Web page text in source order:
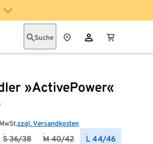
Suche
»ActivePower«
zzgl. Versandkosten
S 36/38 M 40/42 L 44/46